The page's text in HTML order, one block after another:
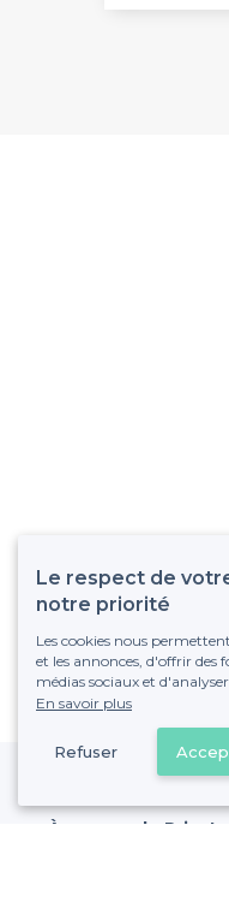
À propos de
Le respect de
notre priorité
Les cookies nous
et les annonces, d'offrir des
médias sociaux et
En savoir plus
Refuser